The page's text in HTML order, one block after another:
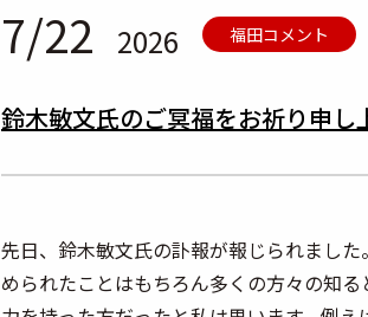
7/22 2026 福田コメント
鈴木敏文氏のご冥福をお祈り申し
先日、鈴木敏文氏の訃報が報じられまし
められたことはもちろん多くの方々の知